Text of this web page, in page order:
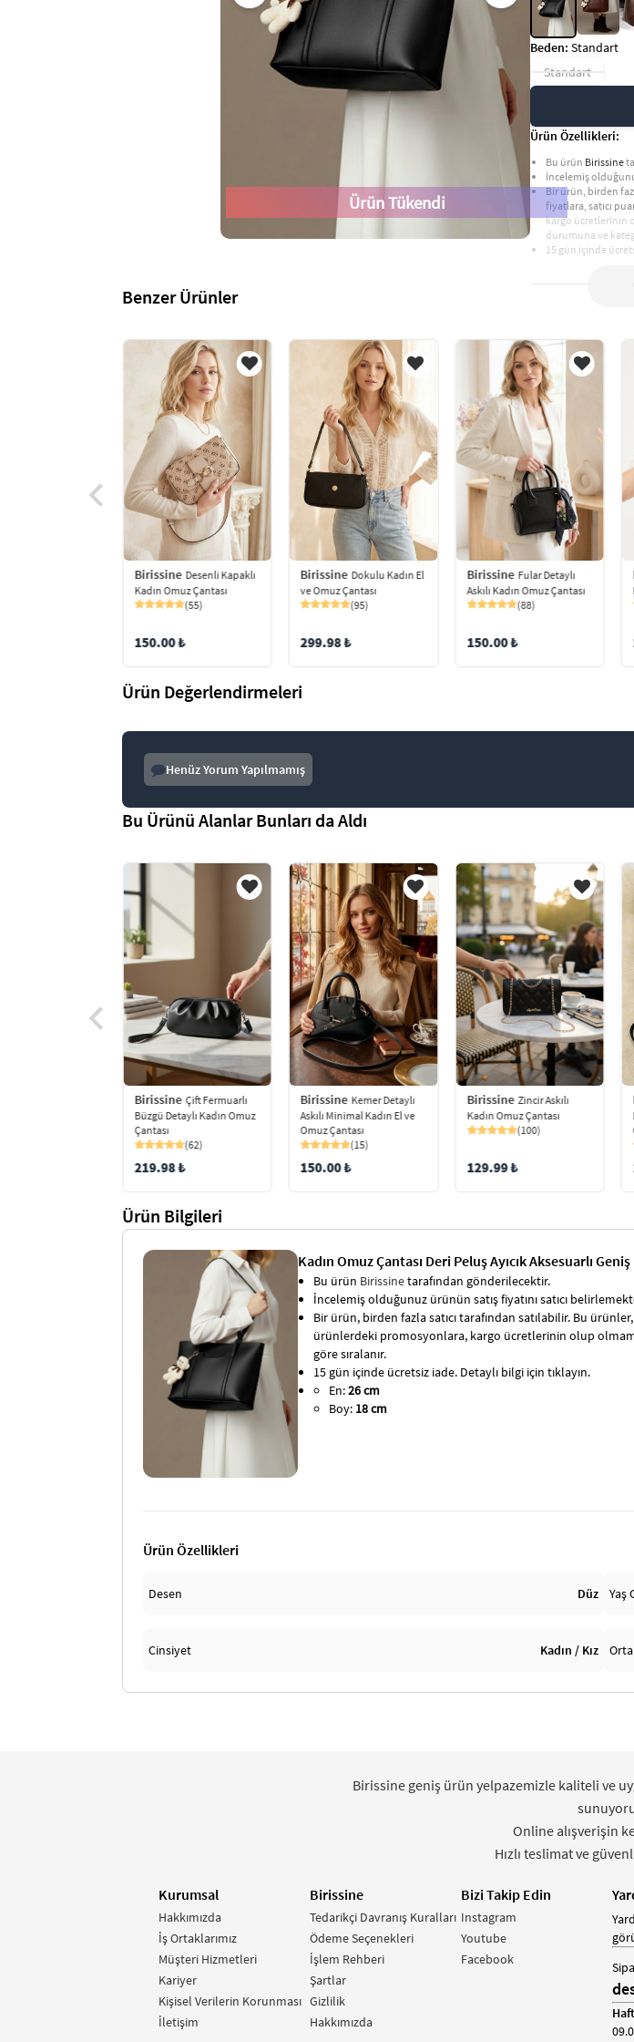
Ürün Tükendi
Beden: Standart
Standart
Ürün Özellikleri:
Bu ürün Birissine
İncelemiş
Bir ürün, birden
fiyatlara, satıcı
kargo ücretlerinin
durumuna ve
15 gün içinde
Benzer Ürünler
Birissine Desenli Kapaklı
Kadın Omuz Çantası
(55)
150.00 ₺
Birissine Dokulu Kadın El
ve Omuz Çantası
(95)
299.98 ₺
Birissine Fular Detaylı
Askılı Kadın Omuz Çantası
(88)
150.00 ₺
Ürün Değerlendirmeleri
Henüz Yorum Yapılmamış
Bu Ürünü Alanlar Bunları da Aldı
Birissine Çift Fermuarlı
Büzgü Detaylı Kadın Omuz
Çantası
(62)
219.98 ₺
Birissine Kemer Detaylı
Askılı Minimal Kadın El ve
Omuz Çantası
(15)
150.00 ₺
Birissine Zincir Askılı
Kadın Omuz Çantası
(100)
129.99 ₺
Ürün Bilgileri
Kadın Omuz Çantası Deri Peluş Ayıcık Aksesuarlı
Bu ürün Birissinetarafından gönderilecektir.
İncelemiş olduğunuz ürünün satış fiyatını satıcı
Bir ürün, birden fazla satıcı tarafından satılabilir. Bu
ürünlerdeki promosyonlara, kargo ücretlerinin olup
göre sıralanır.
15 gün içinde ücretsiz iade. Detaylı bilgi için tıklayın.
En:26 cm
Boy: 18 cm
Ürün Özellikleri
Desen Düz Yaş
Cinsiyet Kadın / Kız
Birissine geniş ürün yelpazemizle kaliteli ve
Online alışverişin
Hızlı teslimat ve
Kurumsal
Hakkımızda
İş Ortaklarımız
Müşteri Hizmetleri
Kariyer
Kişisel Verilerin Korunması
İletişim
Birissine
Tedarikçi Davranış Kuralları
Ödeme Seçenekleri
İşlem Rehberi
Şartlar
Gizlilik
Hakkımızda
Bizi Takip Edin
Instagram
Youtube
Facebook